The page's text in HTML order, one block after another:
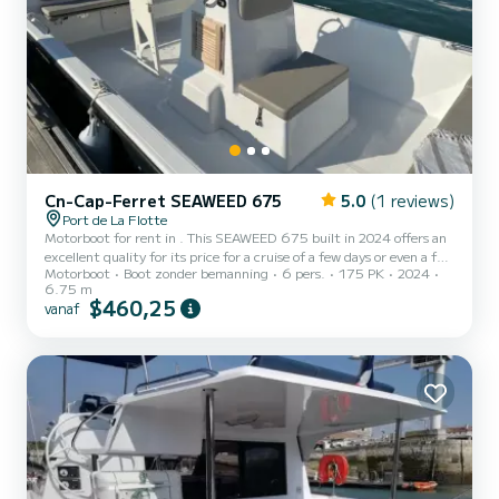
Cn-Cap-Ferret SEAWEED 675 5.0 (1 reviews)
Port de La Flotte
Motorboot for rent in . This SEAWEED 675 built in 2024 offers an
excellent quality for its price for a cruise of a few days or even a few
weeks. You are guaranteed to spend an exceptional day or week on
this 7 meter boat. The capacity of this boat is 6 passengers. Wij
nodigen u uit om rechtstreeks een aanvraag bij ons te doen via het
Motorboot Boot zonder bemanning 6 pers. 175 PK
2024
6.75 m
vanaf $460,25